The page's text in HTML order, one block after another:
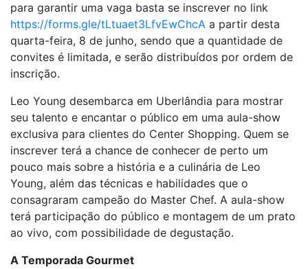
para garantir uma vaga basta se inscrever no link
https://forms.gle/tLtuaet3LfvEwChcA a partir desta
quarta-feira, 8 de junho, sendo que a quantidade de
convites é limitada, e serão distribuídos por ordem de
inscrição.
Leo Young desembarca em Uberlândia para mostrar
seu talento e encantar o público em uma aula-show
exclusiva para clientes do Center Shopping. Quem se
inscrever terá a chance de conhecer de perto um
pouco mais sobre a história e a culinária de Leo
Young, além das técnicas e habilidades que o
consagraram campeão do Master Chef. A aula-show
terá participação do público e montagem de um prato
ao vivo, com possibilidade de degustação.
A Temporada Gourmet